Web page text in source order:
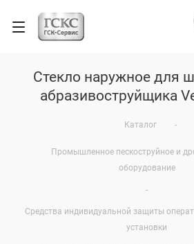
Стекло наружное для
абразивоструйщика
Каталог -
Промышленное пескоструйное и
оборудование
-
Средства индивидуальной защиты
установки